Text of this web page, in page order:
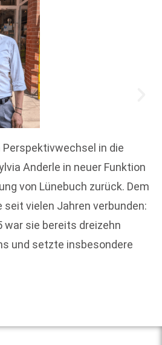
in die
Anderle in neuer Funktion
von Lünebuch zurück. Dem
vielen Jahren verbunden:
war sie bereits dreizehn
und setzte insbesondere